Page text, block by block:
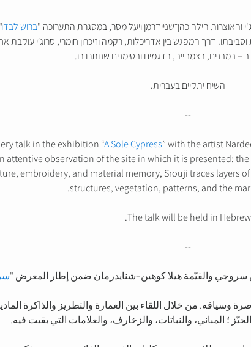
והאוצרות הילה כהן־שניידרמן ויעל מסר, במסגרת התערוכה "ברוש לבדו
דרך המפגש בין אדריכלות, רקמה וזיכרון חומרי, סרוג׳י עוקבת
– במבנים, בצמחייה, בדגמים ובסימנים שנותרו בו.
השיח יתקיים בעברית.
--
talk in the exhibition “A Sole Cypress” with the artist
attentive observation of the site in which it is presented:
embroidery, and material memory, Srouji traces layers
structures, vegetation, patterns, and the
The talk will be held in Hebrew.
--
سروجي والقيّمة هيلا كوهين–شنايدرمان ضمن إطار المعرض "
من خلال اللقاء بين العمارة والتطريز والذاكرة
؛ المباني، والنباتات، والزخارف، والعلامات التي بقيت فيه.